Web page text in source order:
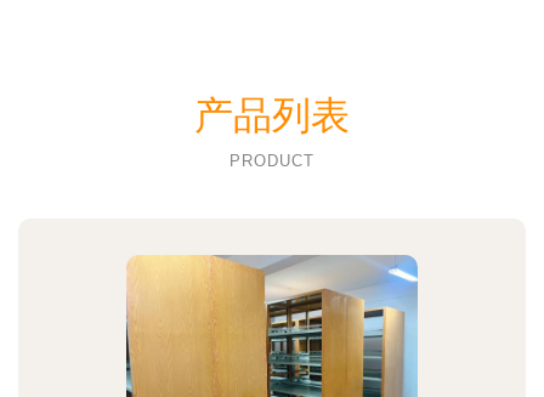
产品列表
PRODUCT